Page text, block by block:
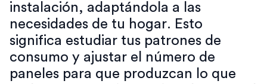
instalación, adaptándola a las
necesidades de tu hogar. Esto
significa estudiar tus patrones de
consumo y ajustar el número de
paneles para que produzcan lo que